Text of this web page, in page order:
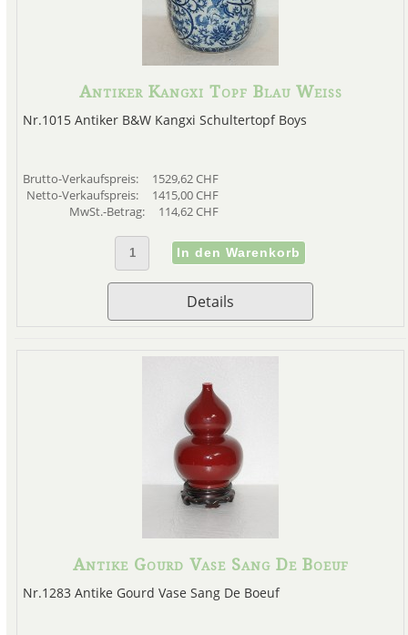
Antiker Kangxi Topf Blau Weiss
Nr.1015 Antiker B&W Kangxi Schultertopf Boys
Brutto-Verkaufspreis:
1529,62 CHF
Netto-Verkaufspreis:
1415,00 CHF
MwSt.-Betrag:
114,62 CHF
Details
Antike Gourd Vase Sang De Boeuf
Nr.1283 Antike Gourd Vase Sang De Boeuf